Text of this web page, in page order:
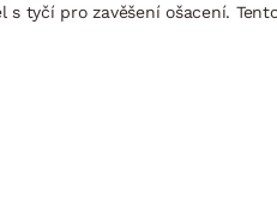
tyčí pro zavěšení ošacení.